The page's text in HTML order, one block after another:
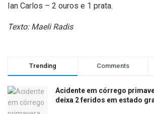
Ian Carlos – 2 ouros e 1 prata.
Texto: Maeli Radis
Trending Comments
Acidente em córrego
deixa 2 feridos em estado